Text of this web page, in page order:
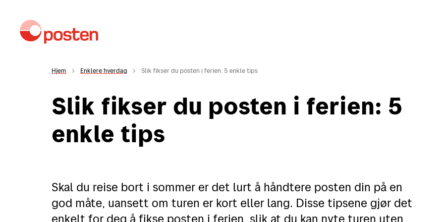
Kundeservice
Sende til utlandet
Fortolling
Spore sendinger
Alt om postkasser
Hjem Enklere hverdag Slik fikser du posten i ferien: 5 enkle tips
Slik fikser du posten i ferien: 5
enkle tips
Skal du reise bort i sommer er det lurt å håndtere posten din på en
god måte, uansett om turen er kort eller lang. Disse tipsene gjør det
enkelt for deg å fikse posten i ferien, slik at du kan nyte turen uten